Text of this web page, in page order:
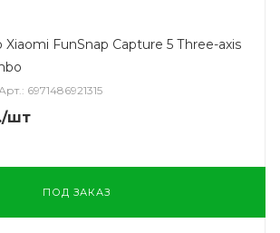
Xiaomi FunSnap Capture 5 Three-axis
Арт.: 6971486921315
/шт
ПОД ЗАКАЗ